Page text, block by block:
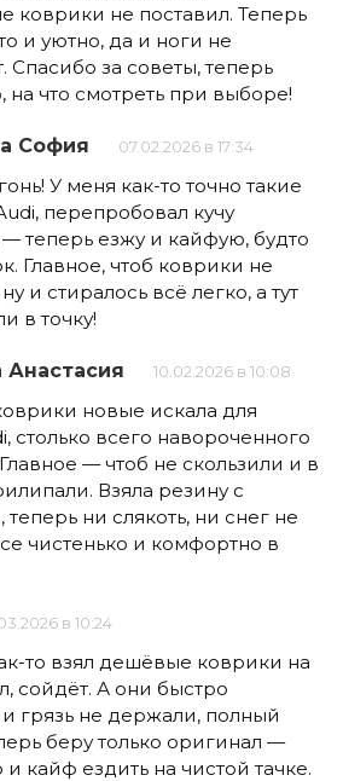
коврики не поставил. Теперь
и уютно, да и ноги не
Спасибо за советы, теперь
на что смотреть при выборе!
София 07.02.2026 в 17:34
У меня как-то точно такие
перепробовал кучу
теперь езжу и кайфую, будто
Главное, чтоб коврики не
и стиралось всё легко, а тут
в точку!
10.02.2026 в 10:08
новые искала для
столько всего навороченного
— чтоб не скользили и в
Взяла резину с
ни слякоть, ни снег не
чистенько и комфортно в
в 10:24
то взял дешёвые коврики на
сойдёт. А они быстро
грязь не держали, полный
беру только оригинал —
кайф ездить на чистой тачке.